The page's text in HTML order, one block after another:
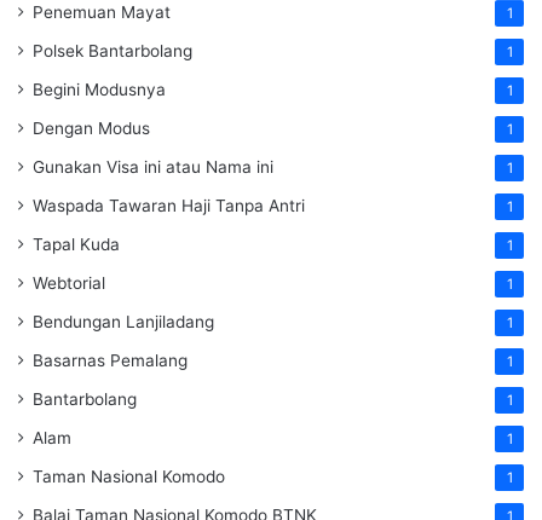
Penemuan Mayat 1
Polsek Bantarbolang 1
Begini Modusnya 1
Dengan Modus 1
Gunakan Visa ini atau Nama ini 1
Waspada Tawaran Haji Tanpa Antri 1
Tapal Kuda 1
Webtorial 1
Bendungan Lanjiladang 1
Basarnas Pemalang 1
Bantarbolang 1
Alam 1
Taman Nasional Komodo 1
Balai Taman Nasional Komodo BTNK 1